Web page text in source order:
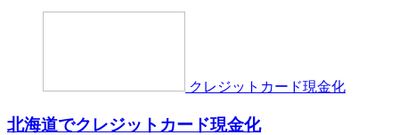
クレジットカード現金化
北海道でクレジットカード現金化